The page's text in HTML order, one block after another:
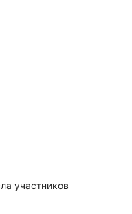
участников